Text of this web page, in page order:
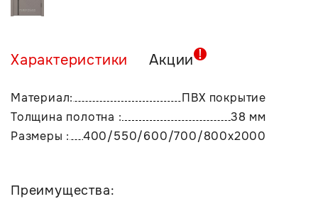
Характеристики Акции
Материал:
ПВХ покрытие
Толщина полотна :
38 мм
Размеры :
400/550/600/700/800х2000
Преимущества: